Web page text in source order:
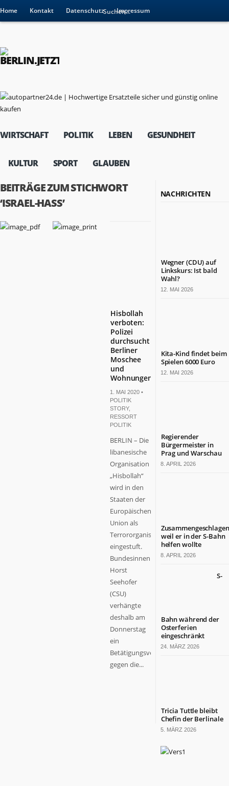
Home Kontakt Datenschutz Impressum
WIRTSCHAFT POLITIK LEBEN GESUNDHEIT
KULTUR SPORT GLAUBEN
BEITRÄGE ZUM STICHWORT
‘ISRAEL-HASS’
Hisbollah
verboten:
Polizei
durchsucht
Berliner
Moschee
und
Wohnungen
1. MAI 2020 •
POLITIK
STORY,
RESSORT
POLITIK
BERLIN – Die
libanesische
Organisation
„Hisbollah“
wird in den
Staaten der
Europäischen
Union als
Terrororganisation
eingestuft.
Bundesinnenminister
Horst
Seehofer
(CSU)
verhängte
deshalb am
Donnerstag
ein
Betätigungsverbot
gegen die...
NACHRICHTEN
Wegner (CDU) auf
Linkskurs: Ist bald
Wahl?
12. MAI 2026
Kita-Kind findet beim
Spielen 6000 Euro
12. MAI 2026
Regierender
Bürgermeister in
Prag und Warschau
8. APRIL 2026
weil er in der S-Bahn
helfen wollte
8. APRIL 2026
S-
Bahn während der
Osterferien
eingeschränkt
24. MÄRZ 2026
Tricia Tuttle bleibt
Chefin der Berlinale
5. MÄRZ 2026